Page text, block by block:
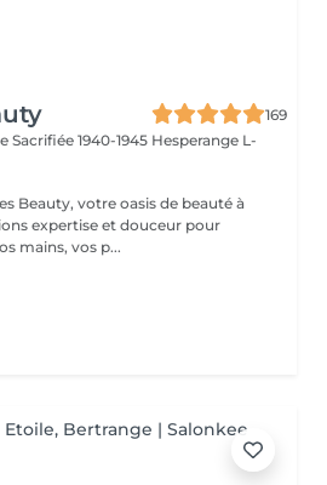
169
Sacrifiée 1940-1945 Hesperange L-
Beauty, votre oasis de beauté à
expertise et douceur pour
mains, vos p...